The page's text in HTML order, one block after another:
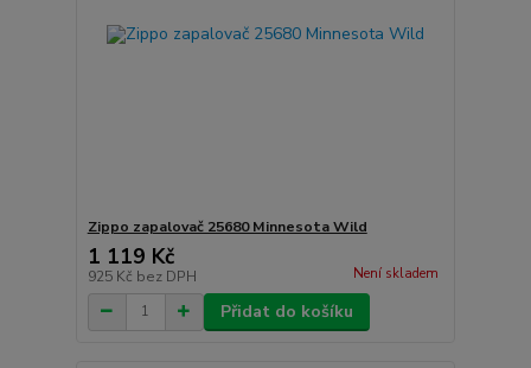
Zippo zapalovač 25680 Minnesota Wild
1 119 Kč
925 Kč bez DPH Není skladem
Přidat do košíku